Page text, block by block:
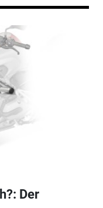
Der